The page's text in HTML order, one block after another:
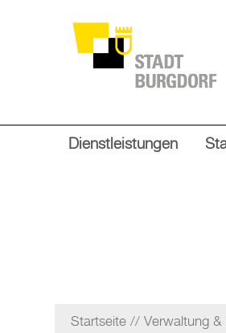
Dienstleistungen
Startseite Verwaltung &